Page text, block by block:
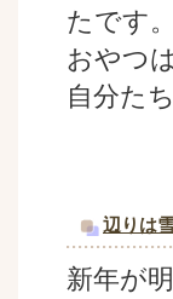
たです。
おやつ
自分た
辺りは
新年が